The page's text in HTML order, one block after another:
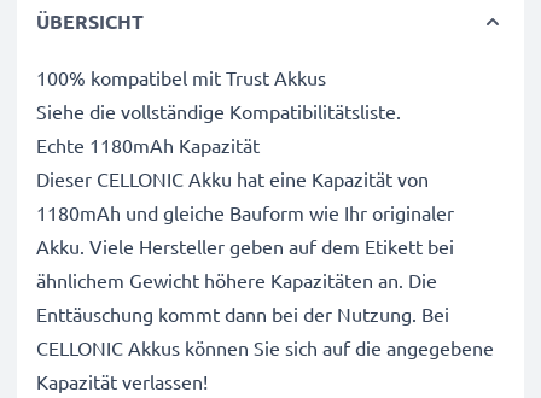
ÜBERSICHT
100% kompatibel mit Trust Akkus
Siehe die vollständige Kompatibilitätsliste.
Echte 1180mAh Kapazität
Dieser CELLONIC Akku hat eine Kapazität von
1180mAh und gleiche Bauform wie Ihr originaler
Akku. Viele Hersteller geben auf dem Etikett bei
ähnlichem Gewicht höhere Kapazitäten an. Die
Enttäuschung kommt dann bei der Nutzung. Bei
CELLONIC Akkus können Sie sich auf die angegebene
Kapazität verlassen!